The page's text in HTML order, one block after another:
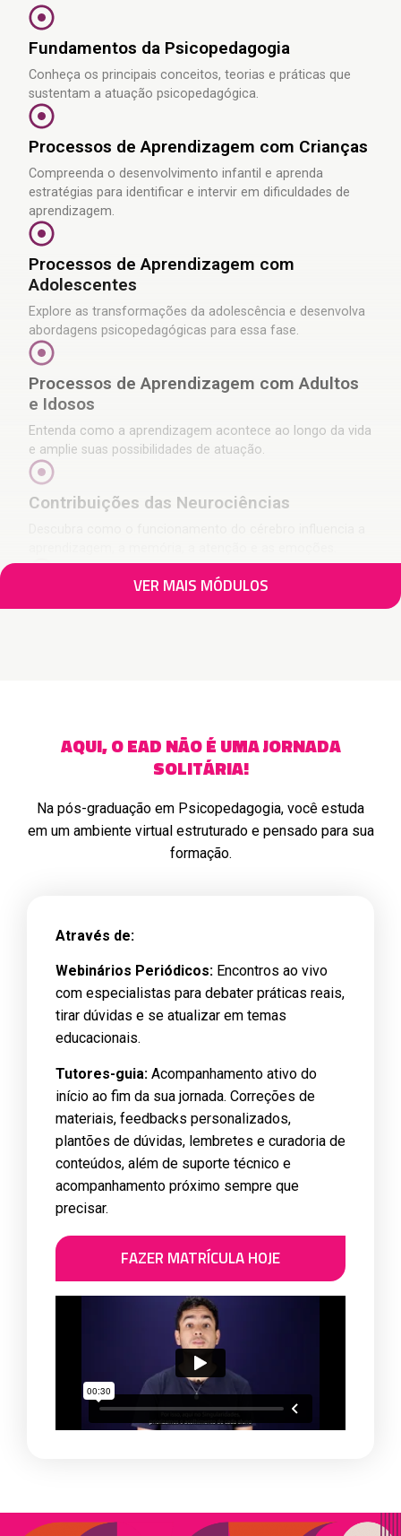
Fundamentos da Psicopedagogia
Conheça os principais conceitos, teorias e práticas que
sustentam a atuação psicopedagógica.
Processos de Aprendizagem com Crianças
Compreenda o desenvolvimento infantil e aprenda
estratégias para identificar e intervir em dificuldades de
aprendizagem.
Processos de Aprendizagem com
Adolescentes
Explore as transformações da adolescência e desenvolva
abordagens psicopedagógicas para essa fase.
Processos de Aprendizagem com Adultos
e Idosos
Entenda como a aprendizagem acontece ao longo da vida
e amplie suas possibilidades de atuação.
Contribuições das Neurociências
Aprenda estratégias para compreender e intervir nos
processos de aprendizagem da matemática.
Raciocínio Lógico
Aprenda estratégias para compreender e intervir nos
processos de aprendizagem da matemática.
Explore o papel do corpo, da psicomotricidade e das
expressões artísticas no desenvolvimento da
aprendizagem.
Leitura Institucional das Aprendizagens e
Desenvolva uma visão ampliada das relações entre escola,
família e comunidade para promover intervenções mais
eficazes.
Contribuições da Psicopedagogia para a
Gestão Educacional
Conheça práticas colaborativas que fortalecem a inclusão,
a gestão escolar e o desenvolvimento institucional.
Procedimentos de Avaliação e Análise de
Aprenda a realizar avaliações psicopedagógicas e elaborar
estratégias de intervenção para diferentes contextos e
Projetos de Intervenção em
VER MAIS MÓDULOS
AQUI, O EAD NÃO É UMA JORNADA
SOLITÁRIA!
Na pós-graduação em Psicopedagogia, você estuda
em um ambiente virtual estruturado e pensado para sua
formação.
Através de:
Webinários Periódicos: Encontros ao vivo
com especialistas para debater práticas reais,
tirar dúvidas e se atualizar em temas
educacionais.
Tutores-guia: Acompanhamento ativo do
início ao fim da sua jornada. Correções de
materiais, feedbacks personalizados,
plantões de dúvidas, lembretes e curadoria de
conteúdos, além de suporte técnico e
acompanhamento próximo sempre que
precisar.
FAZER MATRÍCULA HOJE